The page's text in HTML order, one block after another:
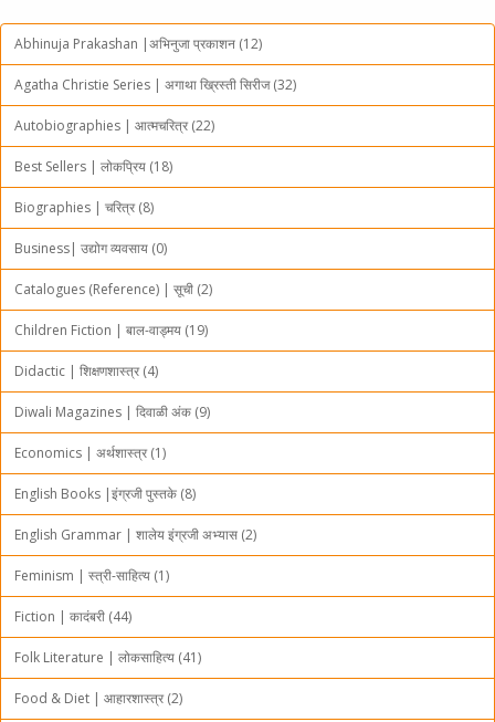
Abhinuja Prakashan |अभिनुजा प्रकाशन (12)
Agatha Christie Series | अगाथा ख्रिस्ती सिरीज (32)
Autobiographies | आत्मचरित्र (22)
Best Sellers | लोकप्रिय (18)
Biographies | चरित्र (8)
Business| उद्योग व्यवसाय (0)
Catalogues (Reference) | सूची (2)
Children Fiction | बाल-वाड्मय (19)
Didactic | शिक्षणशास्त्र (4)
Diwali Magazines | दिवाळी अंक (9)
Economics | अर्थशास्त्र (1)
English Books |इंग्रजी पुस्तके (8)
English Grammar | शालेय इंग्रजी अभ्यास (2)
Feminism | स्त्री-साहित्य (1)
Fiction | कादंबरी (44)
Folk Literature | लोकसाहित्य (41)
Food & Diet | आहारशास्त्र (2)